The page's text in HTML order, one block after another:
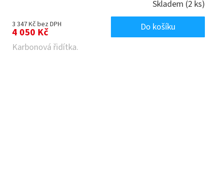
Skladem (2 ks)
3 347 Kč bez DPH
4 050 Kč
Do košíku
Karbonová řidítka.